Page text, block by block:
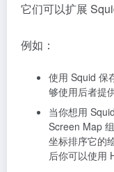
它们可以扩展
例如：
使用 Squid 保
够使用后者提
当你想用
Screen Map
坐标排序它的
后你可以使用